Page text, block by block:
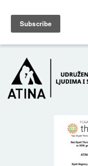
POČETNA O NAMA